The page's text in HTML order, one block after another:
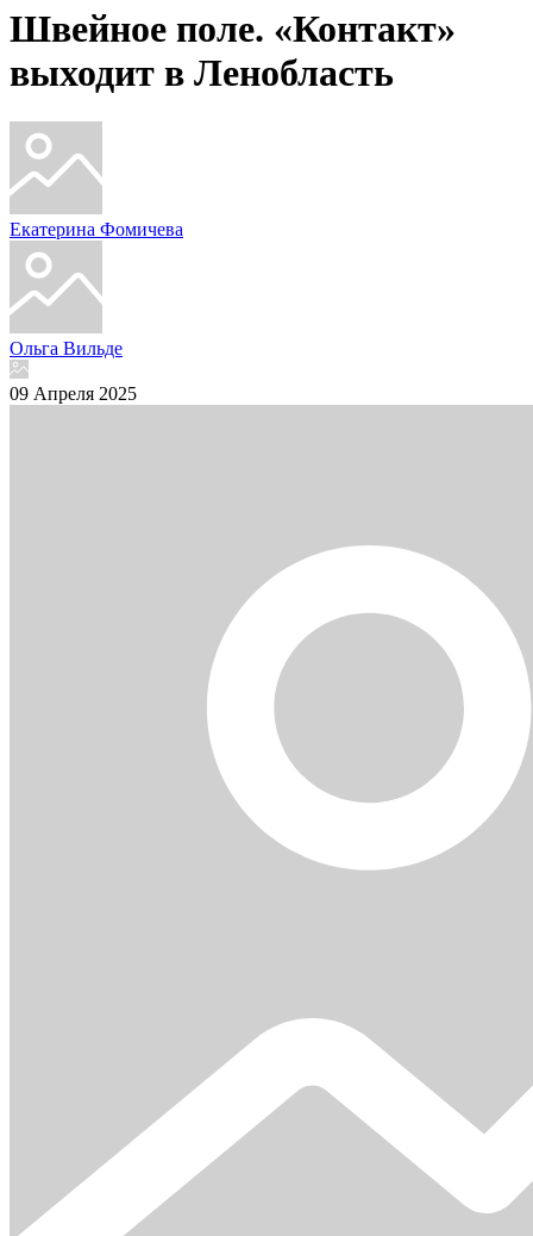
Швейное поле. «Контакт»
выходит в Ленобласть
Екатерина Фомичева
Ольга Вильде
09 Апреля 2025